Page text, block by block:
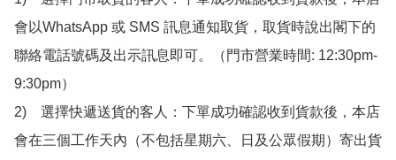
會以WhatsApp 或 SMS 訊息通知取貨，取貨時說出閣下的
聯絡電話號碼及出示訊息即可。（門市營業時間: 12:30pm-
9:30pm）
2)　選擇快遞送貨的客人：下單成功確認收到貨款後，本店
會在三個工作天內（不包括星期六、日及公眾假期）寄出貨